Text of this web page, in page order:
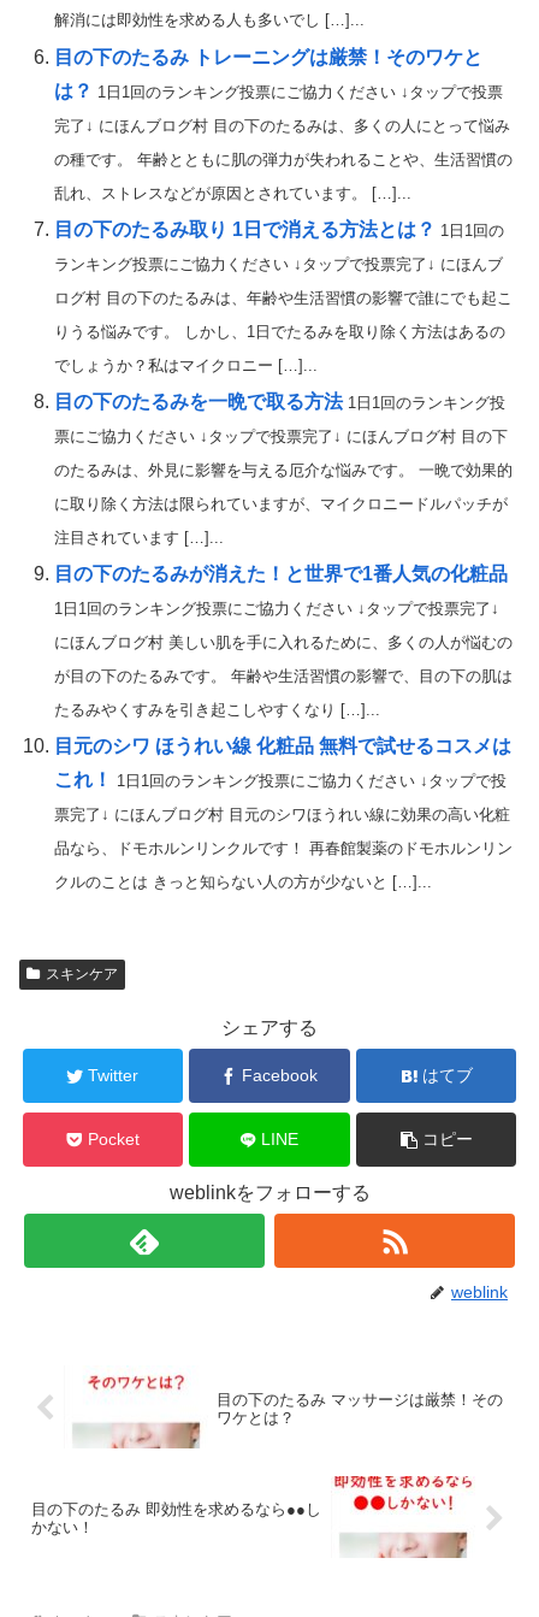
解消には即効性を求める人も多いでし […]...
目の下のたるみ トレーニングは厳禁！そのワケと
は？ 1日1回のランキング投票にご協力ください ↓タップで投票
完了↓ にほんブログ村 目の下のたるみは、多くの人にとって悩み
の種です。 年齢とともに肌の弾力が失われることや、生活習慣の
乱れ、ストレスなどが原因とされています。 […]...
目の下のたるみ取り 1日で消える方法とは？ 1日1回の
ランキング投票にご協力ください ↓タップで投票完了↓ にほんブ
ログ村 目の下のたるみは、年齢や生活習慣の影響で誰にでも起こ
りうる悩みです。 しかし、1日でたるみを取り除く方法はあるの
でしょうか？私はマイクロニー […]...
目の下のたるみを一晩で取る方法 1日1回のランキング投
票にご協力ください ↓タップで投票完了↓ にほんブログ村 目の下
のたるみは、外見に影響を与える厄介な悩みです。 一晩で効果的
に取り除く方法は限られていますが、マイクロニードルパッチが
注目されています […]...
目の下のたるみが消えた！と世界で1番人気の化粧品
1日1回のランキング投票にご協力ください ↓タップで投票完了↓
にほんブログ村 美しい肌を手に入れるために、多くの人が悩むの
が目の下のたるみです。 年齢や生活習慣の影響で、目の下の肌は
たるみやくすみを引き起こしやすくなり […]...
目元のシワ ほうれい線 化粧品 無料で試せるコスメは
これ！
1日1回のランキング投票にご協力ください ↓タップで投
票完了↓ にほんブログ村 目元のシワほうれい線に効果の高い化粧
品なら、ドモホルンリンクルです！ 再春館製薬のドモホルンリン
クルのことは きっと知らない人の方が少ないと […]...
スキンケア
シェアする
Twitter Facebook はてブ
Pocket LINE コピー
weblinkをフォローする
weblink
目の下のたるみ マッサージは厳禁！その
ワケとは？
目の下のたるみ 即効性を求めるなら●●し
かない！